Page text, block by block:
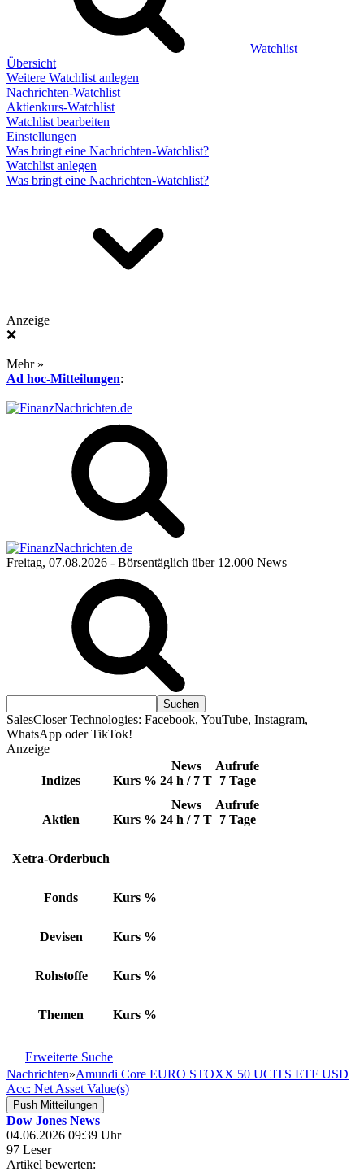
Watchlist
Übersicht
Weitere Watchlist anlegen
Nachrichten-Watchlist
Aktienkurs-Watchlist
Watchlist bearbeiten
Einstellungen
Was bringt eine Nachrichten-Watchlist?
Watchlist anlegen
Was bringt eine Nachrichten-Watchlist?
Anzeige
❌
Mehr »
Ad hoc-Mitteilungen:
Freitag, 07.08.2026 - Börsentäglich über 12.000 News
SalesCloser Technologies: Facebook, YouTube, Instagram,
WhatsApp oder TikTok!
Anzeige
Indizes Kurs %
News
24 h / 7 T
Aufrufe
7 Tage
Aktien Kurs %
News
24 h / 7 T
Aufrufe
7 Tage
Xetra-Orderbuch
Fonds Kurs %
Devisen Kurs %
Rohstoffe Kurs %
Themen Kurs %
Erweiterte Suche
Nachrichten»Amundi Core EURO STOXX 50 UCITS ETF USD
Acc: Net Asset Value(s)
Push Mitteilungen
Dow Jones News
04.06.2026 09:39 Uhr
97 Leser
Artikel bewerten: